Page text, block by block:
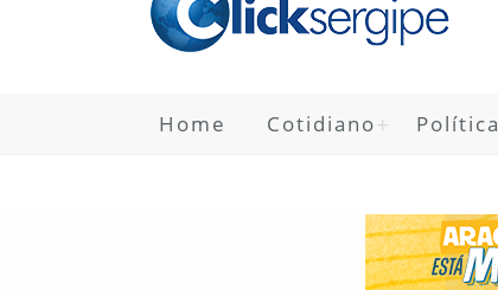
Home Cotidiano Política